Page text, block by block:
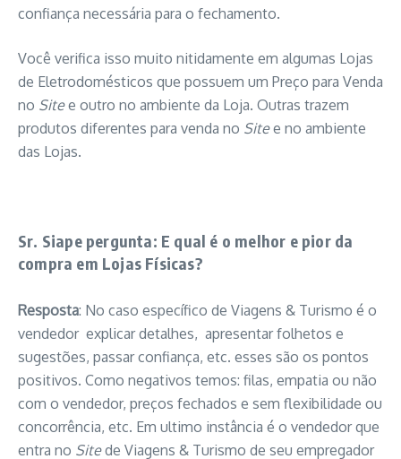
confiança necessária para o fechamento.
Você verifica isso muito nitidamente em algumas Lojas
de Eletrodomésticos que possuem um Preço para Venda
no Sitee outro no ambiente da Loja. Outras trazem
produtos diferentes para venda no Sitee no ambiente
das Lojas.
Sr. Siape pergunta: E qual é o melhor e pior da
compra em Lojas Físicas?
Resposta: No caso específico de Viagens & Turismo é o
vendedor explicar detalhes, apresentar folhetos e
sugestões, passar confiança, etc. esses são os pontos
positivos. Como negativos temos: filas, empatia ou não
com o vendedor, preços fechados e sem flexibilidade ou
concorrência, etc. Em ultimo instância é o vendedor que
entra no Sitede Viagens & Turismo de seu empregador